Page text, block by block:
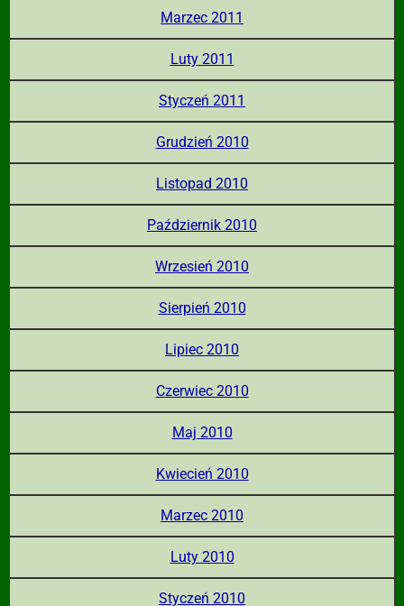
Marzec 2011
Luty 2011
Styczeń 2011
Grudzień 2010
Listopad 2010
Październik 2010
Wrzesień 2010
Sierpień 2010
Lipiec 2010
Czerwiec 2010
Maj 2010
Kwiecień 2010
Marzec 2010
Luty 2010
Styczeń 2010